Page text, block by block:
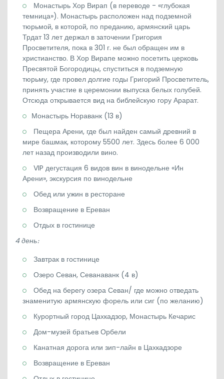
Монастырь Хор Вирап (в переводе - «глубокая
темница»). Монастырь расположен над подземной
тюрьмой, в которой, по преданию, армянский царь
Трдат 13 лет держал в заточении Григория
Просветителя, пока в 301 г. не был обращен им в
христианство. В Хор Вирапе можно посетить церковь
Пресвятой Богородицы, спуститься в подземную
тюрьму, где провел долгие годы Григорий Просветитель,
принять участие в церемонии выпуска белых голубей.
Отсюда открывается вид на библейскую гору Арарат.
Монастырь Нораванк (13 в)
Пещера Арени, где был найден самый древний в
мире башмак, которому 5500 лет. Здесь более 6 000
лет назад производили вино.
VIP дегустация 6 видов вин в винодельне «Ин
Арени», экскурсия по винодельне
Обед или ужин в ресторане
Возвращение в Ереван
Отдых в гостинице
4 день։
Завтрак в гостинице
Озеро Севан, Севанаванк (4 в)
Обед на берегу озера Севан/ где можно отведать
знаменитую армянскую форель или сиг (по желанию)
Курортный город Цахкадзор, Монастырь Кечарис
Дом-музей братьев Орбели
Канатная дорога или зип-лайн в Цахкадзоре
Возвращение в Ереван